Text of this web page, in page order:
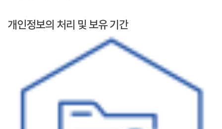
개인정보의 처리 및 보유 기간